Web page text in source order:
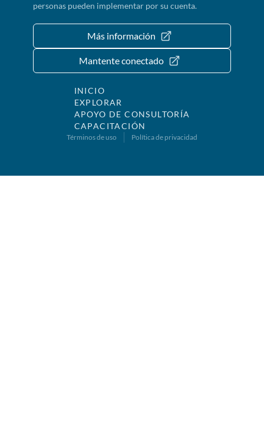
personas pueden implementar por su cuenta.
Más información
Mantente conectado
INICIO
EXPLORAR
APOYO DE CONSULTORÍA
CAPACITACIÓN
Términos de uso Política de privacidad